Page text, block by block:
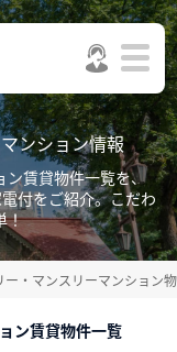
ンション情報
ン賃貸物件一覧を、
付をご紹介。こだわ
！
・マンスリーマンション
ン賃貸物件一覧